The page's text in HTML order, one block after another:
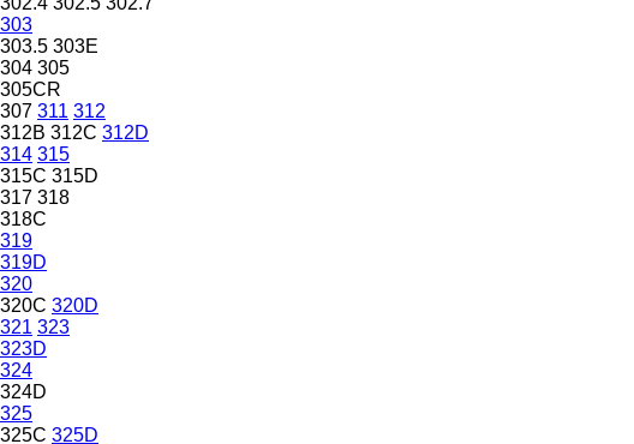
303
303.5 303E
304 305
305CR
307 311 312
312B 312C 312D
314 315
315C 315D
317 318
318C
319
319D
320
320C 320D
321 323
323D
324
324D
325
325C 325D